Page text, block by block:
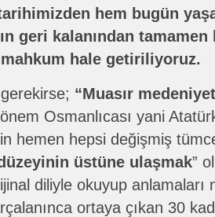
hem bugün
geri kalanından tamamen
hale getiriliyoruz.
“Muasır
Osmanlıcası yani
hemen hepsi değişmiş
üstüne ulaşmak”
diliyle okuyup
ortaya çıkan 30